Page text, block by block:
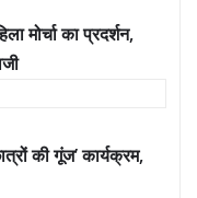
मोर्चा का प्रदर्शन,
की गूंज’ कार्यक्रम,